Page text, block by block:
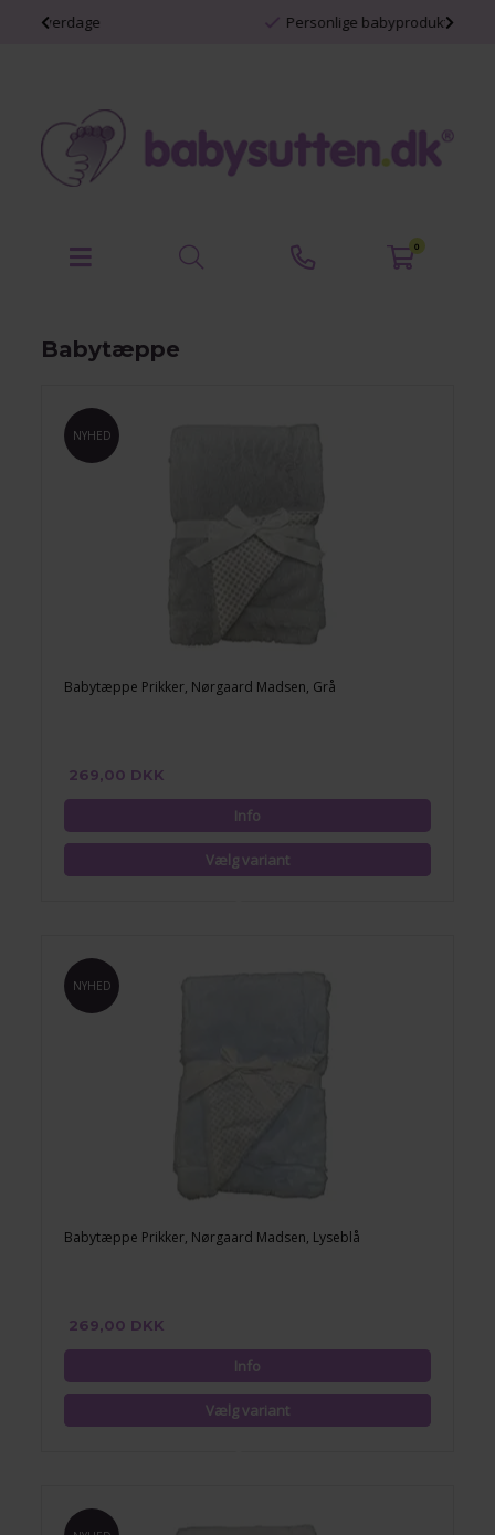
Personlige babyprodukter
0
Babytæppe
NYHED
Babytæppe Prikker, Nørgaard Madsen, Grå
269,00 DKK
NYHED
Babytæppe Prikker, Nørgaard Madsen, Lyseblå
269,00 DKK